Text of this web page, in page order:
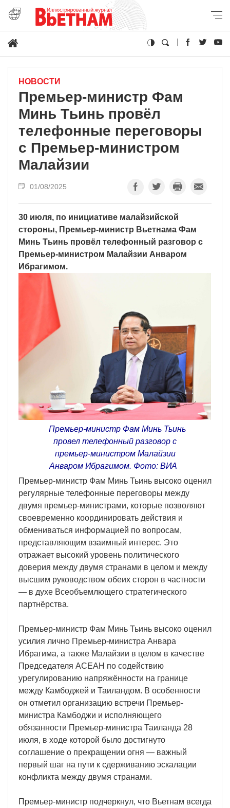
НОВОСТИ
Премьер-министр Фам
Минь Тьинь провёл
телефонные переговоры
с Премьер-министром
Малайзии
01/08/2025
30 июля, по инициативе малайзийской
стороны, Премьер-министр Вьетнама Фам
Минь Тьинь провёл телефонный разговор с
Премьер-министром Малайзии Анваром
Ибрагимом.
Премьер-министр Фам Минь Тьинь
провел телефонный разговор с
премьер-министром Малайзии
Анваром Ибрагимом. Фото: ВИА
Премьер-министр Фам Минь Тьинь высоко оценил
регулярные телефонные переговоры между
двумя премьер-министрами, которые позволяют
своевременно координировать действия и
обмениваться информацией по вопросам,
представляющим взаимный интерес. Это
отражает высокий уровень политического
доверия между двумя странами в целом и между
высшим руководством обеих сторон в частности
— в духе Всеобъемлющего стратегического
партнёрства.
Премьер-министр Фам Минь Тьинь высоко оценил
усилия лично Премьер-министра Анвара
Ибрагима, а также Малайзии в целом в качестве
Председателя АСЕАН по содействию
урегулированию напряжённости на границе
между Камбоджей и Таиландом. В особенности
он отметил организацию встречи Премьер-
министра Камбоджи и исполняющего
обязанности Премьер-министра Таиланда 28
июля, в ходе которой было достигнуто
соглашение о прекращении огня — важный
первый шаг на пути к сдерживанию эскалации
конфликта между двумя странами.
Премьер-министр подчеркнул, что Вьетнам всегда